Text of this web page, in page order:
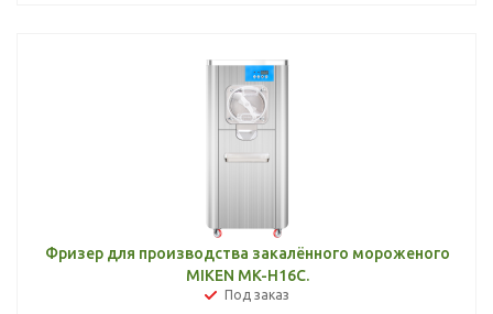
Фризер для производства закалённого мороженого
MIKEN MK-H16C.
Под заказ